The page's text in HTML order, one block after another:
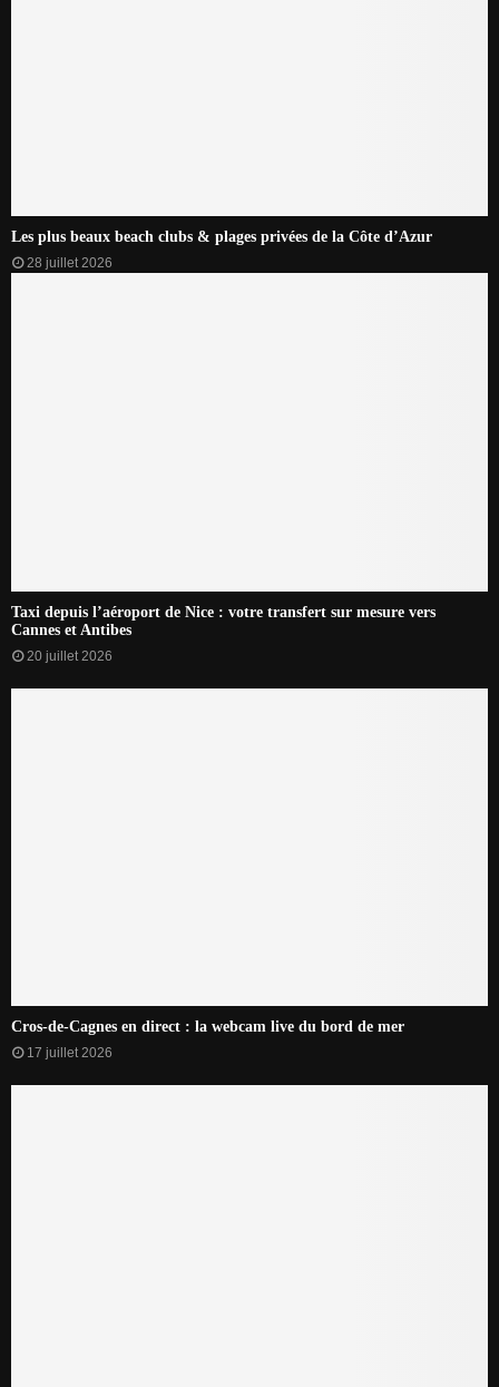
Les plus beaux beach clubs & plages privées de la Côte d’Azur
28 juillet 2026
Taxi depuis l’aéroport de Nice : votre transfert sur mesure vers
Cannes et Antibes
20 juillet 2026
Cros-de-Cagnes en direct : la webcam live du bord de mer
17 juillet 2026